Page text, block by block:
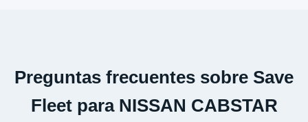
Preguntas frecuentes sobre Save
Fleet para NISSAN CABSTAR